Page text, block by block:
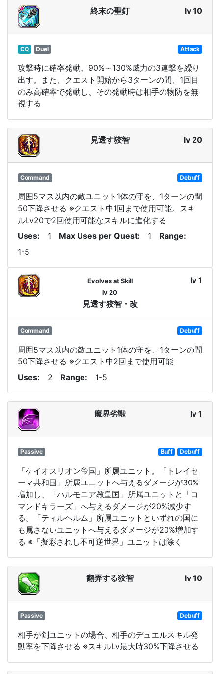
終末の聖釘 lv 10
CQ Duel Attack
攻撃時に確率発動。90%～130%威力の3連撃を繰り
出す。また、クエスト開始から3ターンの間、1回目
のみ高確率で発動し、その発動時は相手の物防を無
視する
見透す狡智 lv 20
Command Debuff
周囲5マス以内の敵ユニット1体の守を、1ターンの間
50下降させる ※クエスト中1回まで使用可能。スキ
ルLv20で2回使用可能なスキルに進化する
Uses
1 Max Uses per Quest 1
Range
1-5
Evolves at Skill
lv 20
見透す狡智・改
lv 1
Command Debuff
周囲5マス以内の敵ユニット1体の守を、1ターンの間
50下降させる ※クエスト中2回まで使用可能
Uses
2 Range 1-5
魔界劣獣 lv 1
Passive Buff Debuff
「ケイオスリオン帝国」所属ユニット。「トレイセ
ーマ共和国」所属ユニットへ与えるダメージが30%
増加し、「ハルモニア教皇国」所属ユニットと「コ
マンドキラーズ」へ与えるダメージが20%減少す
る。「ティルヘルム」所属ユニットといずれの国に
も属さないユニットへ与えるダメージが20%増加す
る ※「擬彩されし不可逆世界」ユニットは除く
翻弄する狡智 lv 10
Passive Debuff
相手が剣ユニットの場合、相手のデュエルスキル発
動率を下降させる ※スキルLv最大時30%下降させる